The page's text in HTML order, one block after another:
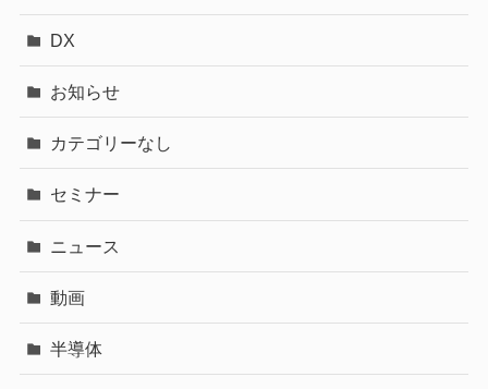
DX
お知らせ
カテゴリーなし
セミナー
ニュース
動画
半導体